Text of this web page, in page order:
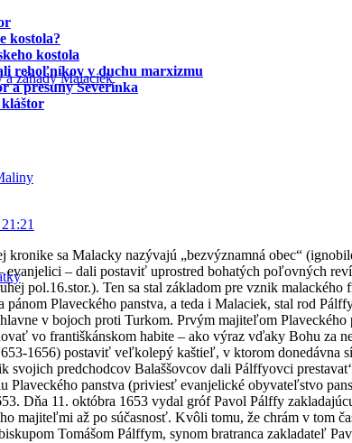
a záhady Malaciek
kostola?
kostola
rehoľníkov v duchu marxizmu
a presuny Severínka
kronike sa Malacky nazývajú „bezvýznamná obec“
evanjelici – dali postaviť uprostred bohatých poľovných
pol.16.stor.). Ten sa stal základom pre vznik malackého
pánom Plaveckého panstva, a teda i Malaciek, stal rod
v bojoch proti Turkom. Prvým majiteľom
vo františkánskom habite – ako výraz vďaky Bohu za
1656) postaviť veľkolepý kaštieľ, v ktorom donedávna
svojich predchodcov Balaššovcov dali Pálffyovci
Plaveckého panstva (priviesť evanjelické obyvateľstvo
Dňa 11. októbra 1653 vydal gróf Pavol Pálffy
majiteľmi až po súčasnosť. Kvôli tomu, že chrám v tom
Tomášom Pálffym, synom bratranca zakladateľ